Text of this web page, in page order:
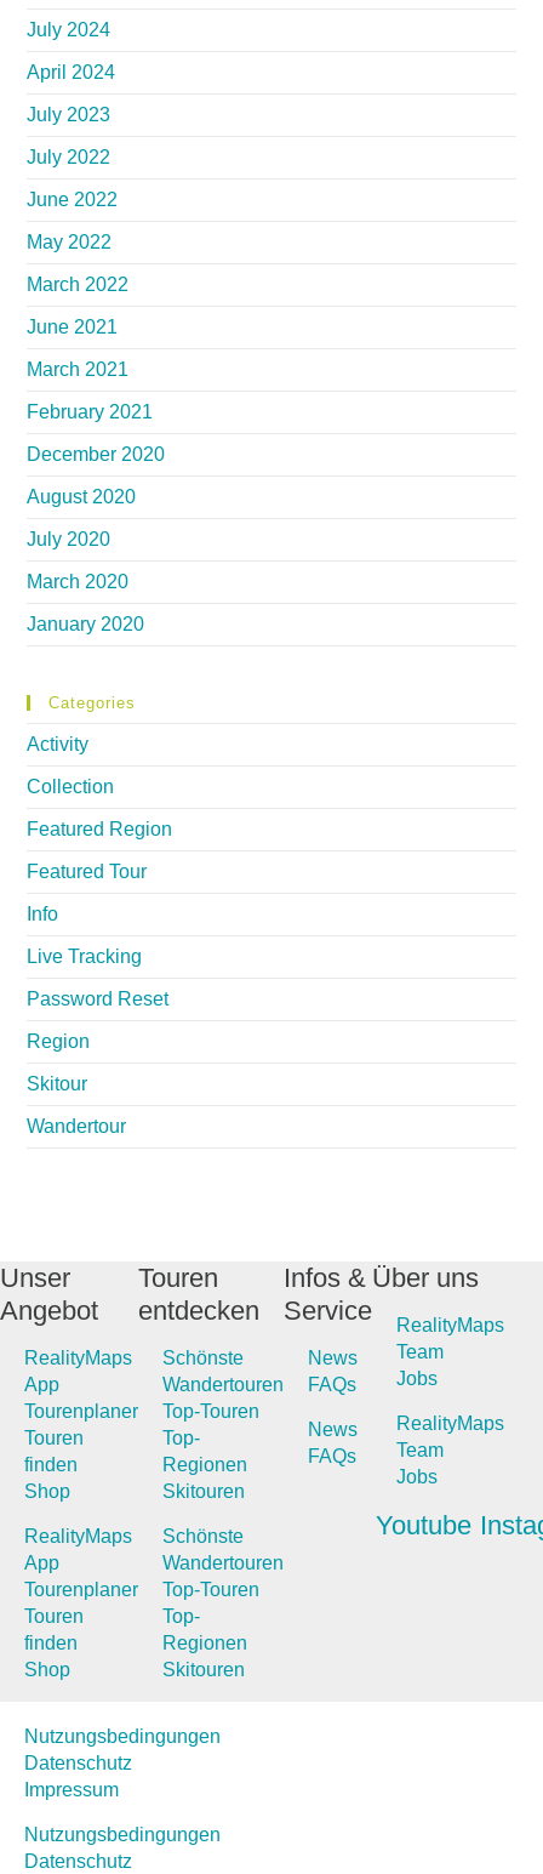
July 2024
April 2024
July 2023
July 2022
June 2022
May 2022
March 2022
June 2021
March 2021
February 2021
December 2020
August 2020
July 2020
March 2020
January 2020
Categories
Activity
Collection
Featured Region
Featured Tour
Info
Live Tracking
Password Reset
Region
Skitour
Wandertour
Unser
Angebot
RealityMaps
App
Tourenplaner
Touren
finden
Shop
RealityMaps
App
Tourenplaner
Touren
finden
Shop
Touren
entdecken
Schönste
Wandertouren
Top-Touren
Top-
Regionen
Skitouren
Schönste
Wandertouren
Top-Touren
Top-
Regionen
Skitouren
Infos &
Service
News
FAQs
News
FAQs
Über uns
RealityMaps
Team
Jobs
RealityMaps
Team
Jobs
Youtube
Nutzungsbedingungen
Datenschutz
Impressum
Nutzungsbedingungen
Datenschutz